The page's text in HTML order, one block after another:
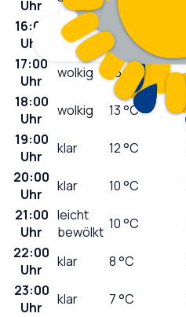
Uhr
16:00
Uhr
sonnig 17 °C
17:00
Uhr
wolkig 16°C
18:00
Uhr
wolkig 13°C
19:00
Uhr
klar 12°C
20:00
Uhr
klar 10°C
21:00
Uhr
leicht
bewölkt 10°C
22:00
Uhr
klar 8°C
23:00
Uhr
klar 7°C